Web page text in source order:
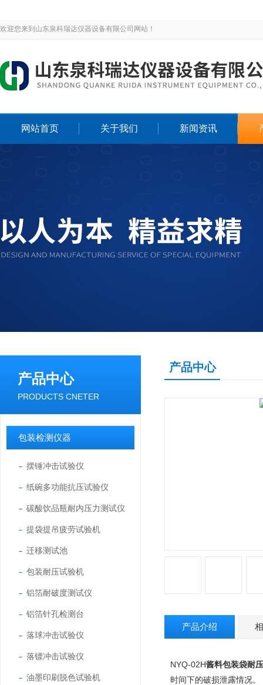
欢迎您来到山东泉科瑞达仪器设备有限公司网站！
网站首页 关于我们 新闻资讯
产品中心
PRODUCTS CNETER
包装检测仪器
摆锤冲击试验仪
纸碗多功能抗压试验仪
碳酸饮品瓶耐内压力测试仪
提袋提吊疲劳试验机
迁移测试池
包装耐压试验机
铝箔耐破度测试仪
铝箔针孔检测台
落球冲击试验仪
落镖冲击试验仪
油墨印刷脱色试验机
产品中心
产品介绍
NYQ-02H酱料包装袋耐
时间下的破损泄露情况。